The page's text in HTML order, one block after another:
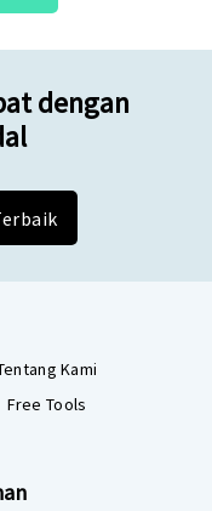
dengan
Kami
Free Tools